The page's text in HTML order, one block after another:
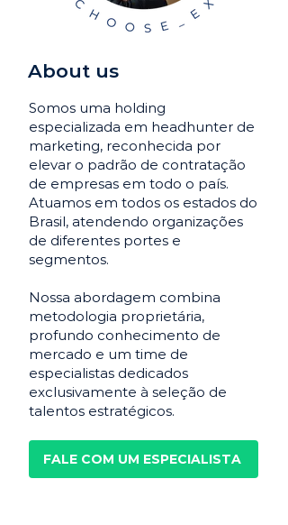
About us
Somos uma holding
especializada em headhunter de
marketing, reconhecida por
elevar o padrão de contratação
de empresas em todo o país.
Atuamos em todos os estados do
Brasil, atendendo organizações
de diferentes portes e
segmentos.
Nossa abordagem combina
metodologia proprietária,
profundo conhecimento de
mercado e um time de
especialistas dedicados
exclusivamente à seleção de
talentos estratégicos.
FALE COM UM ESPECIALISTA